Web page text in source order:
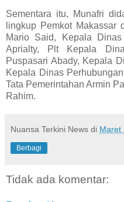
Sementara itu, Munafri
lingkup Pemkot Makassar
Mario Said, Kepala
Aprialty, Plt Kepala
Puspasari Abady, Kepala
Kepala Dinas
Tata Pemerintahan Armin
Rahim.
Nuansa Terkini News di Maret
Berbagi
Tidak ada komentar: